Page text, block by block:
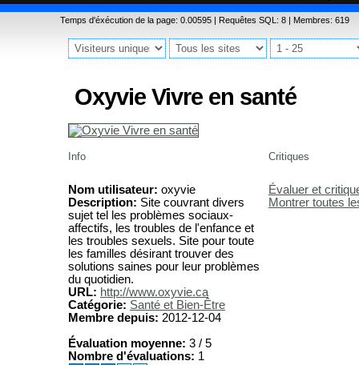
Temps d'éxécution de la page: 0.00595 | Requêtes SQL: 8 | Membres: 619
Oxyvie Vivre en santé
Info
Nom utilisateur: oxyvie
Description: Site couvrant divers
sujet tel les problèmes sociaux-
affectifs, les troubles de l'enfance et
les troubles sexuels. Site pour toute
les familles désirant trouver des
solutions saines pour leur problèmes
du quotidien.
URL: http://www.oxyvie.ca
Catégorie: Santé et Bien-Être
Membre depuis: 2012-12-04
Évaluation moyenne: 3 / 5
Nombre d'évaluations: 1
Critiques
Évaluer et
Montrer toutes